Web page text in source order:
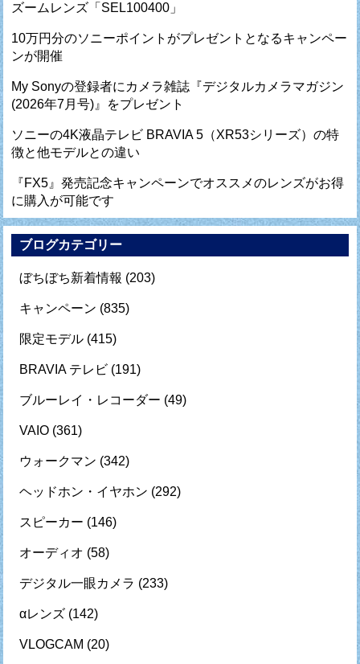
ズームレンズ「SEL100400」
10万円分のソニーポイントがプレゼントとなるキャンペー
ンが開催
My Sonyの登録者にカメラ雑誌『デジタルカメラマガジン
(2026年7月号)』をプレゼント
ソニーの4K液晶テレビ BRAVIA 5（XR53シリーズ）の特
徴と他モデルとの違い
『FX5』発売記念キャンペーンでオススメのレンズがお得
に購入が可能です
ブログカテゴリー
ぼちぼち新着情報 (203)
キャンペーン (835)
限定モデル (415)
BRAVIA テレビ (191)
ブルーレイ・レコーダー (49)
VAIO (361)
ウォークマン (342)
ヘッドホン・イヤホン (292)
スピーカー (146)
オーディオ (58)
デジタル一眼カメラ (233)
αレンズ (142)
VLOGCAM (20)